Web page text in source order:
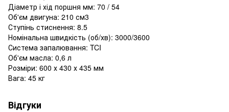
Діаметр і хід поршня мм: 70 / 54
Об'єм двигуна: 210 см3
Ступінь стиснення: 8.5
Номінальна швидкість (об/хв): 3000/3600
Система запалювання: TCI
Об'єм масла: 0,6 л
Розміри: 600 х 430 х 435 мм
Вага: 45 кг
Відгуки